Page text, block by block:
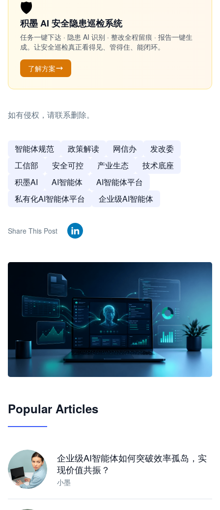
🛡️
积墨 AI 安全隐患巡检系统
任务一键下达 · 隐患 AI 识别 · 整改全程留痕 · 报告一键生
成。让安全巡检真正看得见、管得住、能闭环。
了解方案
如有侵权，请联系删除。
智能体规范 政策解读 网信办
发改委
工信部
安全可控 产业生态
技术底座
积墨AI
AI智能体
AI智能体平台
私有化AI智能体平台
企业级AI智能体
Share This Post
JimoClaw 桌面 AI Agent 工作台
Popular Articles
企业级AI智能体如何突破效率孤岛，实
现价值共振？
小墨